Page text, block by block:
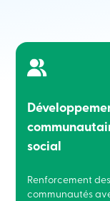
social
Renforcement des
communautés